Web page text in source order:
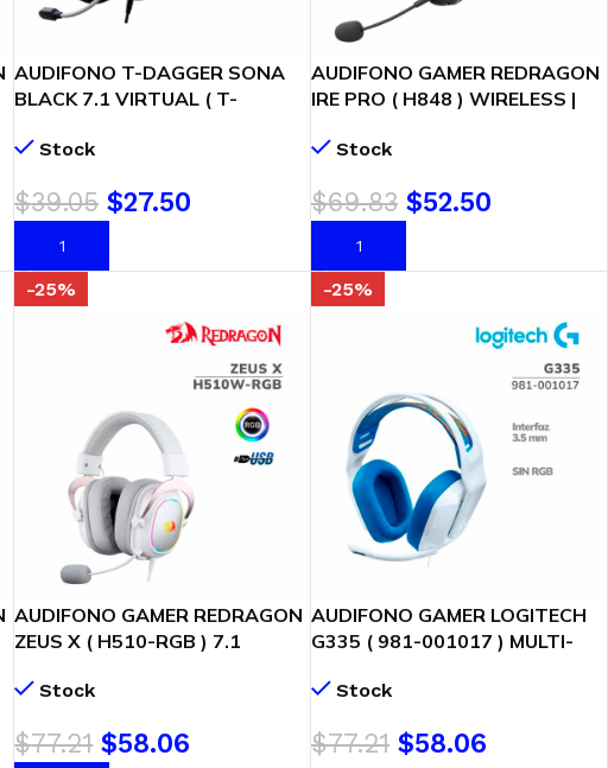
AUDIFONO T-DAGGER SONA
BLACK 7.1 VIRTUAL ( T-
Stock
$39.05 $27.50
AÑADIR AL CARRITO
AUDIFONO GAMER REDRAGON
IRE PRO ( H848 ) WIRELESS |
BLACK
Stock
$69.83 $52.50
AÑADIR AL CARRITO
-25%
AUDIFONO GAMER REDRAGON
ZEUS X ( H510-RGB ) 7.1
BLACK
Stock
$77.21 $58.06
-25%
AUDIFONO GAMER LOGITECH
G335 ( 981-001017 ) MULTI-
Stock
$77.21 $58.06